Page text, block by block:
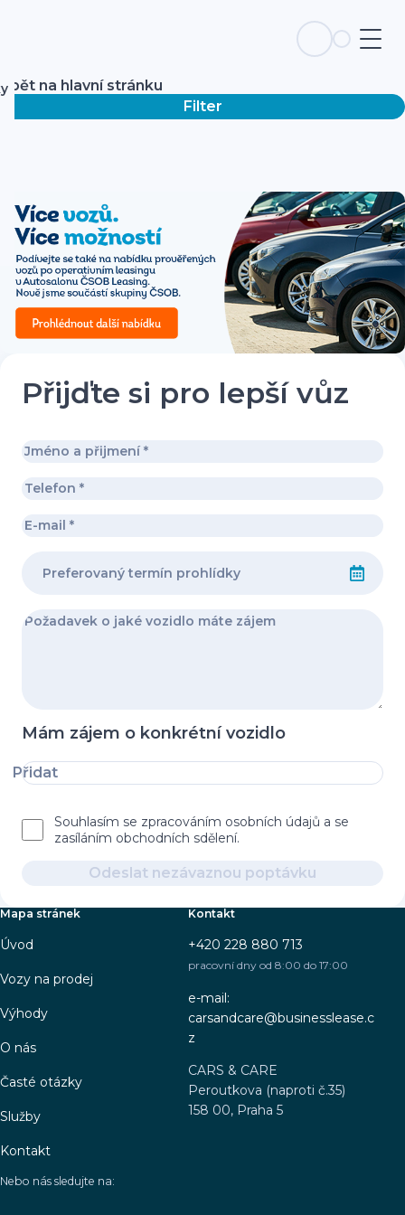
Zpět na hlavní stránku
Filter
Přijďte si pro lepší vůz
Mám zájem o konkrétní vozidlo
Přidat
Souhlasím se zpracováním osobních údajů a se
zasíláním obchodních sdělení.
Odeslat nezávaznou poptávku
Mapa stránek
Úvod
Vozy na prodej
Výhody
O nás
Časté otázky
Služby
Kontakt
Kontakt
+420 228 880 713
pracovní dny od 8:00 do 17:00
e-mail:
carsandcare@businesslease.c
z
CARS & CARE
Peroutkova (naproti č.35)
158 00, Praha 5
Nebo nás sledujte na: